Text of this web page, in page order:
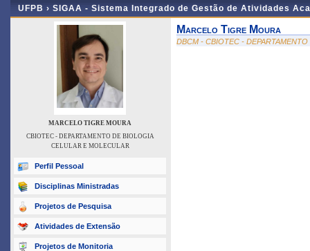
UFPB › SIGAA - Sistema Integrado de Gestão de Atividades
MARCELO TIGRE MOURA
CBIOTEC - DEPARTAMENTO DE BIOLOGIA
CELULAR E MOLECULAR
Perfil Pessoal
Disciplinas Ministradas
Projetos de Pesquisa
Atividades de Extensão
Projetos de Monitoria
Marcelo Tigre Moura
DBCM - CBIOTEC -